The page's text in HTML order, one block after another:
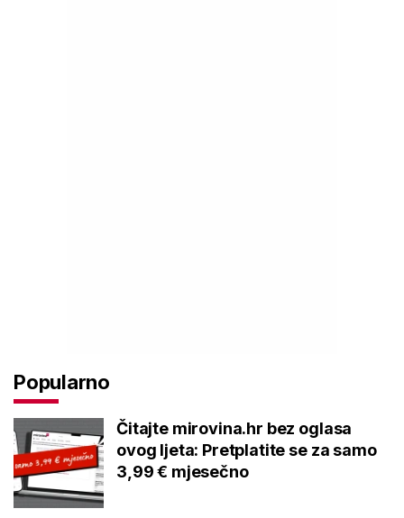
Popularno
Čitajte mirovina.hr bez oglasa
ovog ljeta: Pretplatite se za samo
3,99 € mjesečno